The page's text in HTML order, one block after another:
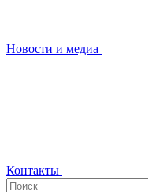
Новости и медиа
Контакты